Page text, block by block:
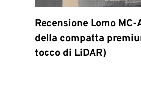
Recensione Lomo
della compatta
tocco di LiDAR)